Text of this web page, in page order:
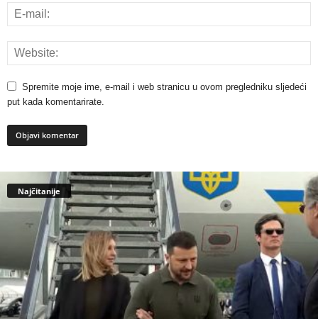
Spremite moje ime, e-mail i web stranicu u ovom pregledniku sljedeći
put kada komentarirate.
Najčitanije